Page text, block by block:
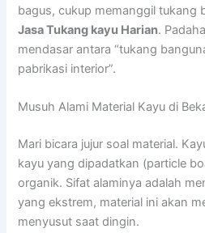
bagus, cukup memanggil tukang
Jasa Tukang kayu Harian.
mendasar antara “tukang
pabrikasi interior”.
Musuh Alami Material Kayu di
Mari bicara jujur soal material.
kayu yang dipadatkan (particle
organik. Sifat alaminya adalah
yang ekstrem, material ini akan
menyusut saat dingin.